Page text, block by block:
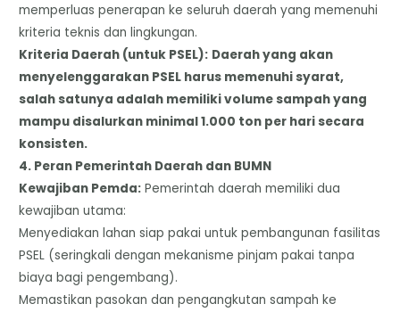
memperluas penerapan ke seluruh daerah yang memenuhi
kriteria teknis dan lingkungan.
​Kriteria Daerah (untuk PSEL): Daerah yang akan
menyelenggarakan PSEL harus memenuhi syarat,
salah satunya adalah memiliki volume sampah yang
mampu disalurkan minimal 1.000 ton per hari secara
konsisten.
​4. Peran Pemerintah Daerah dan BUMN
​Kewajiban Pemda: Pemerintah daerah memiliki dua
kewajiban utama:
​Menyediakan lahan siap pakai untuk pembangunan fasilitas
PSEL (seringkali dengan mekanisme pinjam pakai tanpa
biaya bagi pengembang).
​Memastikan pasokan dan pengangkutan sampah ke